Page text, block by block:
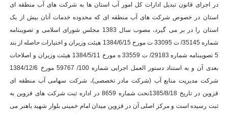
در اجرای قانون تبدیل ادارات کل امور آب استان ها به شرکت های آب منطقه ای
استان در خصوص شرکت های آب منطقه ای که محدوده خدمات آنان بیش از یک
استان را در بر می گیرد، مصوب سال 1383 مجلس شورای اسلامی و تصویبنامه
شماره 35145/ ت 33095 ت مورخ 1384/6/15 هیئت وزیران و اختیارات حاصله از بند
5 تصویبنامه شماره 29183/ ت 33559 ه مورخ 1384/5/11 هیئت وزیران و اصلاحات
بعدی آن و به استناد دستور العمل اجرایی شماره 100/ 59767 مورخ 1384/12/6
شرکت مدیریت منابع آب (شرکت مادر تخصصی)، شرکت سهامی آب منطقه ای
قزوین در تاریخ 1385/8/18تحت شماره 8659 در اداره ثبت شرکت های قزوین به
ثبت رسیده است و مرکز اصلی آن در قزوین میدان امام خمینی بلوار شهید باهنر می